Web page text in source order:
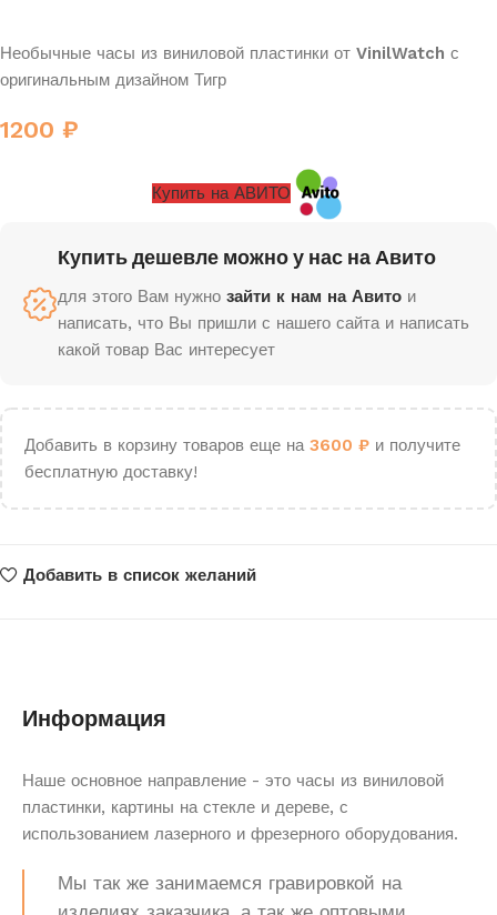
Необычные часы из виниловой пластинки от VinilWatch с
оригинальным дизайном Тигр
1200 ₽
Купить на АВИТО
Купить дешевле можно у нас на Авито
для этого Вам нужно зайти к нам на Авито и
написать, что Вы пришли с нашего сайта и написать
какой товар Вас интересует
Добавить в корзину товаров еще на 3600 ₽ и получите
бесплатную доставку!
Добавить в список желаний
Информация
Наше основное направление - это часы из виниловой
пластинки, картины на стекле и дереве, с
использованием лазерного и фрезерного оборудования.
Мы так же занимаемся гравировкой на